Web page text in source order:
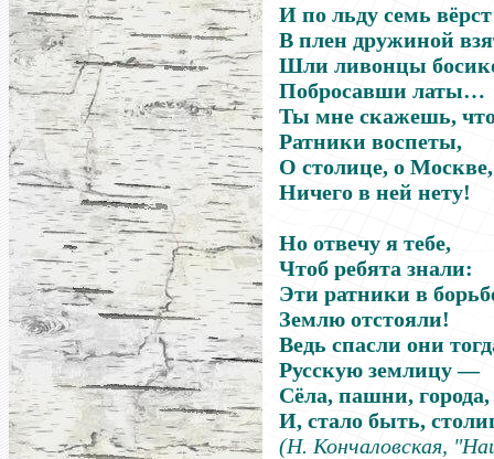
И по льду семь
В плен дружиной
Шли ливонцы
Побросавши латы…
Ты мне скажешь, что
Ратники воспеты,
О столице, о Москве,
Ничего в ней нету!
Но отвечу я тебе,
Чтоб ребята знали:
Эти ратники в
Землю отстояли!
Ведь спасли они
Русскую землицу —
Сёла, пашни, города,
И, стало быть,
(Н. Кончаловская,